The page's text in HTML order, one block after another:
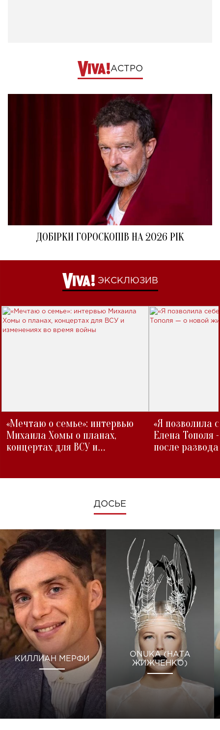
АСТРО
ДОБІРКИ ГОРОСКОПІВ НА 2026 РІК
ЭКСКЛЮЗИВ
«Мечтаю о семье»: интервью
Михаила Хомы о планах,
концертах для ВСУ и
«Я позволила
Елена Тополя
после развода
ДОСЬЕ
КИЛЛИАН МЕРФИ
ONUKA (НАТА
ЖИЖЧЕНКО)